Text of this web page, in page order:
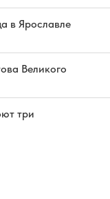
в Ярославле
Великого
три